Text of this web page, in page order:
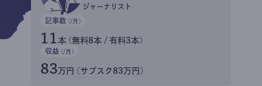
ジャーナリスト
記事数 (/月)
11 本 (無料8本 / 有料3本)
収益 (/月)
83万円 (サブスク83万円)